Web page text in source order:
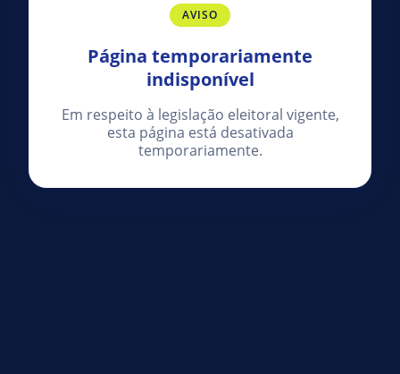
AVISO
Página temporariamente
indisponível
Em respeito à legislação eleitoral vigente,
esta página está desativada
temporariamente.